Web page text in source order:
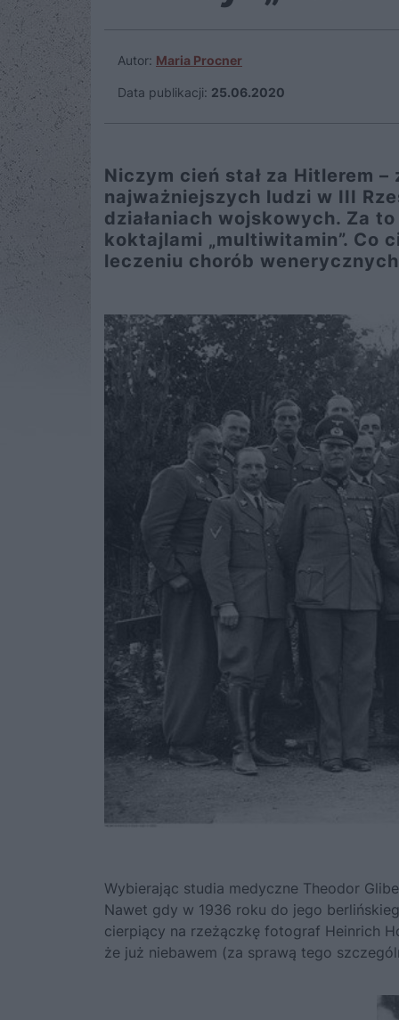
Autor: Maria Procner
Data publikacji: 25.06.2020
Niczym cień stał za Hitlerem
najważniejszych ludzi w III
działaniach wojskowych. Za
koktajlami „multiwitamin”. Co
leczeniu chorób
Wybierając studia medyczne Theodor
Nawet gdy w 1936 roku do jego
cierpiący na rzeżączkę fotograf Heinrich
że już niebawem (za sprawą tego